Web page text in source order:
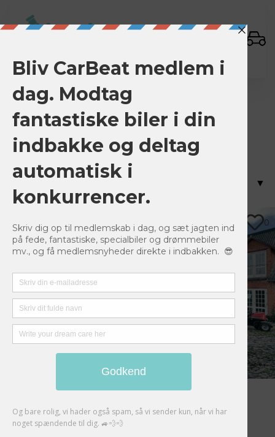
Landung
Alle 7 Ergebnisse werden angezeigt
Auction Closed
0